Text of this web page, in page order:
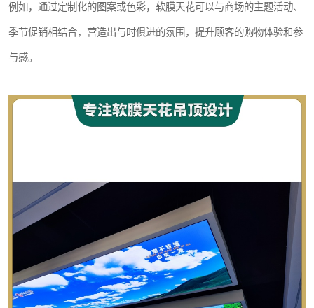
例如，通过定制化的图案或色彩，软膜天花可以与商场的主题活动、
季节促销相结合，营造出与时俱进的氛围，提升顾客的购物体验和参
与感。